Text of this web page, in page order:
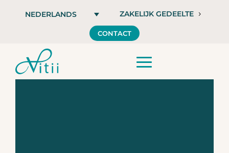
NEDERLANDS ZAKELIJK GEDEELTE
CONTACT